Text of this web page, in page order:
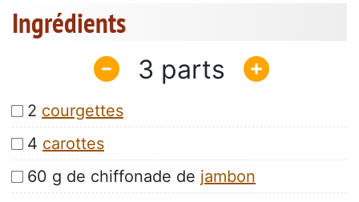
Ingrédients
3
2 courgettes
4 carottes
60 g de chiffonade de jambon